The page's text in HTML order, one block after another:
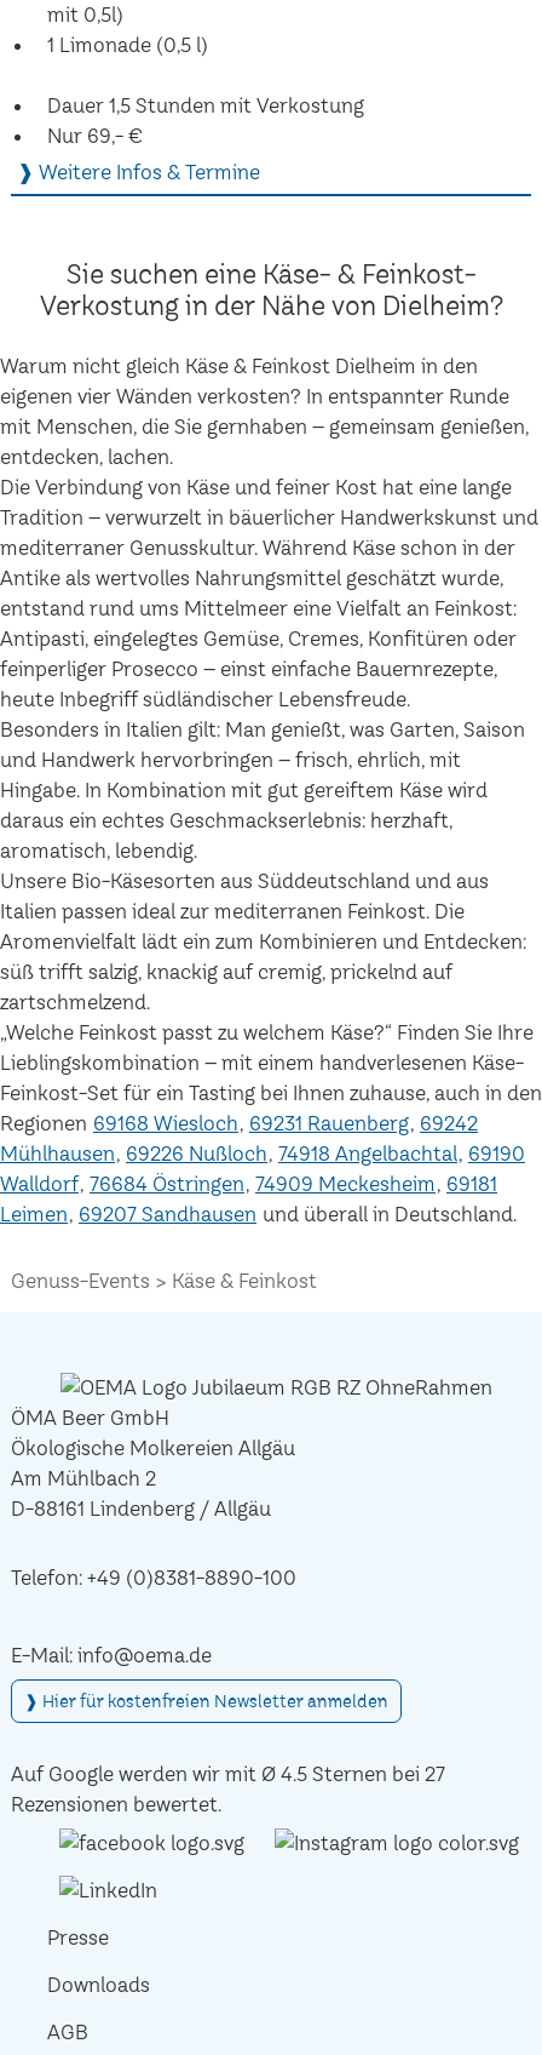
mit 0,5l)
1 Limonade (0,5 l)
Dauer 1,5 Stunden mit Verkostung
Nur 69,- €
❱ Weitere Infos & Termine
Sie suchen eine Käse- & Feinkost-
Verkostung in der Nähe von Dielheim?
Warum nicht gleich Käse & Feinkost Dielheim in den
eigenen vier Wänden verkosten? In entspannter Runde
mit Menschen, die Sie gernhaben – gemeinsam genießen,
entdecken, lachen.
Die Verbindung von Käse und feiner Kost hat eine lange
Tradition – verwurzelt in bäuerlicher Handwerkskunst und
mediterraner Genusskultur. Während Käse schon in der
Antike als wertvolles Nahrungsmittel geschätzt wurde,
entstand rund ums Mittelmeer eine Vielfalt an Feinkost:
Antipasti, eingelegtes Gemüse, Cremes, Konfitüren oder
feinperliger Prosecco – einst einfache Bauernrezepte,
heute Inbegriff südländischer Lebensfreude.
Besonders in Italien gilt: Man genießt, was Garten, Saison
und Handwerk hervorbringen – frisch, ehrlich, mit
Hingabe. In Kombination mit gut gereiftem Käse wird
daraus ein echtes Geschmackserlebnis: herzhaft,
aromatisch, lebendig.
Unsere Bio-Käsesorten aus Süddeutschland und aus
Italien passen ideal zur mediterranen Feinkost. Die
Aromenvielfalt lädt ein zum Kombinieren und Entdecken:
süß trifft salzig, knackig auf cremig, prickelnd auf
zartschmelzend.
„Welche Feinkost passt zu welchem Käse?“ Finden Sie Ihre
Lieblingskombination – mit einem handverlesenen Käse-
Feinkost-Set für ein Tasting bei Ihnen zuhause, auch in den
Regionen 69168 Wiesloch 69231 Rauenberg 69242
Mühlhausen 69226 Nußloch 74918 Angelbachtal 69190
Walldorf 76684 Östringen 74909 Meckesheim 69181
Leimen 69207 Sandhausen und überall in Deutschland.
Genuss-Events Käse & Feinkost
ÖMA Beer GmbH
Ökologische Molkereien Allgäu
Am Mühlbach 2
D-88161 Lindenberg / Allgäu
Telefon: +49 (0)8381-8890-100
E-Mail: info@oema.de
❱ Hier für kostenfreien Newsletter anmelden
Auf Google werden wir mit Ø 4.5 Sternen bei 27
Rezensionen bewertet.
Presse
Downloads
AGB